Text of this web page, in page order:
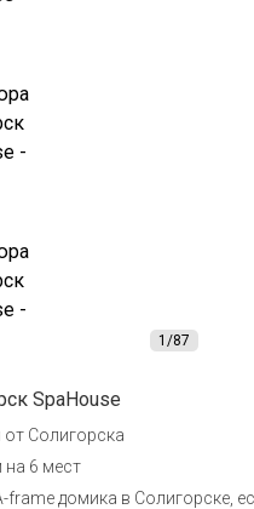
1/87
SpaHouse
от Солигорска
на 6 мест
frame домика в Солигорске,